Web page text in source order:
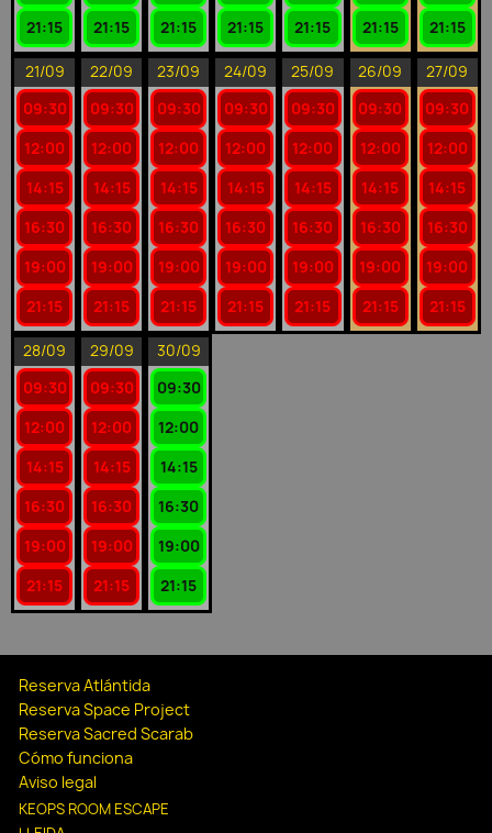
21:15
21:15
21:15
21:15
21:15
21:15
21:15
21/09
09:30
12:00
14:15
16:30
19:00
21:15
22/09
09:30
12:00
14:15
16:30
19:00
21:15
23/09
09:30
12:00
14:15
16:30
19:00
21:15
24/09
09:30
12:00
14:15
16:30
19:00
21:15
25/09
09:30
12:00
14:15
16:30
19:00
21:15
26/09
09:30
12:00
14:15
16:30
19:00
21:15
27/09
09:30
12:00
14:15
16:30
19:00
21:15
28/09
09:30
12:00
14:15
16:30
19:00
21:15
29/09
09:30
12:00
14:15
16:30
19:00
21:15
30/09
09:30
12:00
14:15
16:30
19:00
21:15
Reserva Atlántida
Reserva Space Project
Reserva Sacred Scarab
Cómo funciona
Aviso legal
KEOPS ROOM ESCAPE